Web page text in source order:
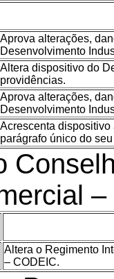
Aprova alterações,
Desenvolvimento
Altera dispositivo do
providências.
Aprova alterações,
Desenvolvimento
Acrescenta
parágrafo único do
Altera o Regimento
– CODEIC.